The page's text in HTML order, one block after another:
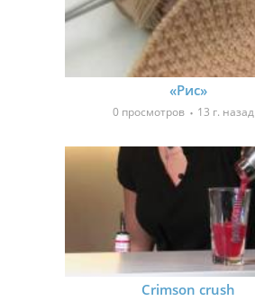
«Рис»
0 просмотров 13 г. назад
Crimson crush